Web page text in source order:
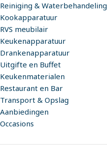
Reiniging & Waterbehandeling
Kookapparatuur
RVS meubilair
Keukenapparatuur
Drankenapparatuur
Uitgifte en Buffet
Keukenmaterialen
Restaurant en Bar
Transport & Opslag
Aanbiedingen
Occasions